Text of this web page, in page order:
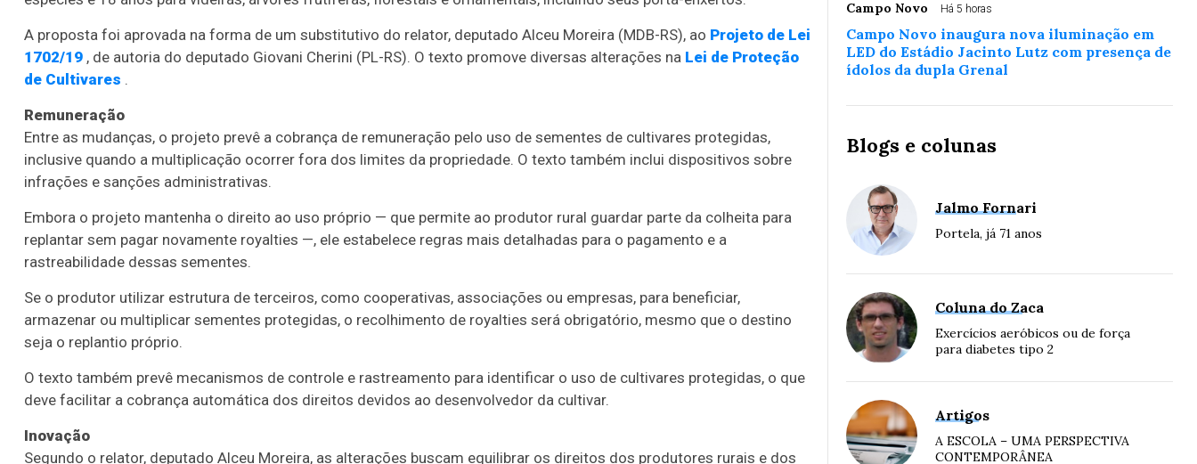
A proposta foi aprovada na forma de um substitutivo do relator, deputado Alceu Moreira (MDB-RS), ao Projeto de Lei
1702/19 , de autoria do deputado Giovani Cherini (PL-RS). O texto promove diversas alterações na Lei de Proteção
de Cultivares .
Remuneração
Entre as mudanças, o projeto prevê a cobrança de remuneração pelo uso de sementes de cultivares protegidas,
inclusive quando a multiplicação ocorrer fora dos limites da propriedade. O texto também inclui dispositivos sobre
infrações e sanções administrativas.
Embora o projeto mantenha o direito ao uso próprio — que permite ao produtor rural guardar parte da colheita para
replantar sem pagar novamente royalties —, ele estabelece regras mais detalhadas para o pagamento e a
rastreabilidade dessas sementes.
Se o produtor utilizar estrutura de terceiros, como cooperativas, associações ou empresas, para beneficiar,
armazenar ou multiplicar sementes protegidas, o recolhimento de royalties será obrigatório, mesmo que o destino
seja o replantio próprio.
O texto também prevê mecanismos de controle e rastreamento para identificar o uso de cultivares protegidas, o que
deve facilitar a cobrança automática dos direitos devidos ao desenvolvedor da cultivar.
Inovação
Segundo o relator, deputado Alceu Moreira, as alterações buscam equilibrar os direitos dos produtores rurais e dos
Campo Novo Há 5 horas
Campo Novo inaugura nova iluminação em
LED do Estádio Jacinto Lutz com presença de
ídolos da dupla Grenal
Blogs e colunas
Jalmo Fornari
Portela, já 71 anos
Coluna do Zaca
Exercícios aeróbicos ou de força
para diabetes tipo 2
Artigos
A ESCOLA – UMA PERSPECTIVA
CONTEMPORÂNEA